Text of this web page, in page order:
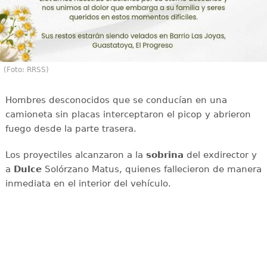
(Foto: RRSS)
Hombres desconocidos que se conducían en una
camioneta sin placas interceptaron el picop y abrieron
fuego desde la parte trasera.
Los proyectiles alcanzaron a la sobrina del exdirector y
a DulceSolórzano Matus, quienes fallecieron de manera
inmediata en el interior del vehículo.